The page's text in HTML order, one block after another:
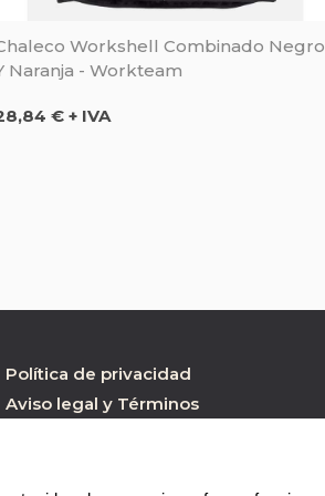
Workshell Combinado Negro
Naranja - Workteam
€ + IVA
Política de privacidad
Aviso legal y Términos